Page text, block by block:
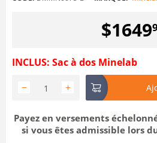
$1649
INCLUS: Sac à dos Minelab
+
−
Payez en versements
si vous êtes admissible lors